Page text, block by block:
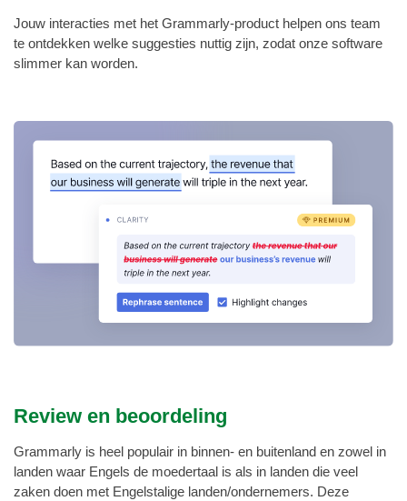
Jouw interacties met het Grammarly-product helpen ons team
te ontdekken welke suggesties nuttig zijn, zodat onze software
slimmer kan worden.
Review en beoordeling
Grammarly is heel populair in binnen- en buitenland en zowel in
landen waar Engels de moedertaal is als in landen die veel
zaken doen met Engelstalige landen/ondernemers. Deze